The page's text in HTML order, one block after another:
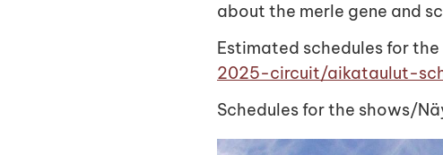
about the merle gene and
Estimated schedules for
2025-circuit/aikataulut-
Schedules for the shows/